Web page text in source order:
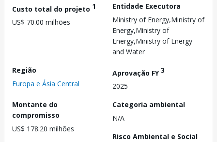
Custo total do projeto 1
US$ 70.00 milhões
Entidade Executora
Ministry of Energy,Ministry of
Energy,Ministry of
Energy,Ministry of Energy
and Water
Região
Europa e Ásia Central
Aprovação FY3
2025
Montante do
compromisso
US$ 178.20 milhões
Categoria ambiental
N/A
Risco Ambiental e Social